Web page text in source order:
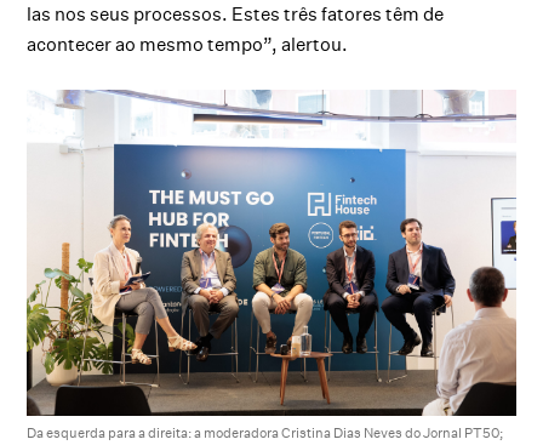
las nos seus processos. Estes três fatores têm de
acontecer ao mesmo tempo”, alertou.
Da esquerda para a direita: a moderadora Cristina Dias Neves do Jornal PT50;